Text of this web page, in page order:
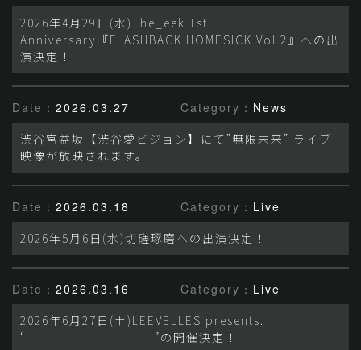
2026年4月29日(水)The_eek 1st
Anniversary『FLASHBACK HOMESICK Vol.2』への出
演決定！
Date： 2026.03.27 Category： News
渋谷宮益坂【渋谷愛ビジョン】にて”無限未来” ライブ
映像が放映されます。
Date： 2026.03.18 Category： Live
2026年5月6日(水)切磋琢磨への出演決定！
Date： 2026.03.16 Category： Live
2026年6月27日(土)LEEVELLES presents.
“ ”の開催決定！